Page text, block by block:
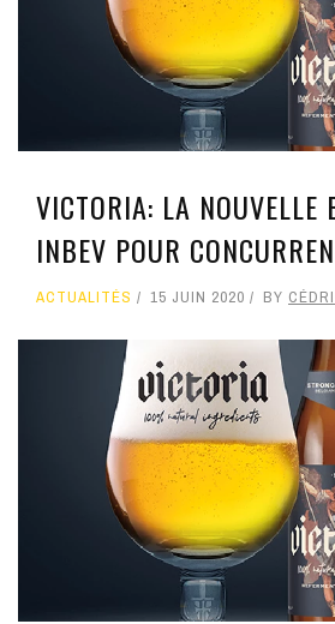
VICTORIA: LA NOUVELLE
INBEV POUR
ACTUALITÉS 15 JUIN 2020 BY